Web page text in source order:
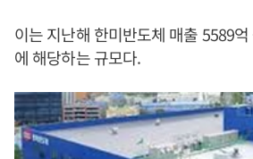
이는 지난해 한미반도체 매출 5589
에 해당하는 규모다.